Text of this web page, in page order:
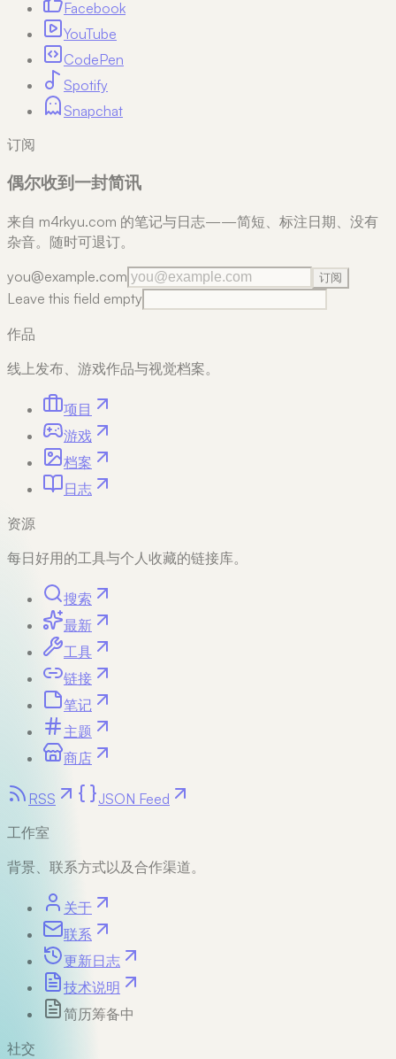
Facebook
YouTube
CodePen
Spotify
Snapchat
订阅
偶尔收到一封简讯
来自 m4rkyu.com 的笔记与日志——简短、标注日期、没有
杂音。随时可退订。
you@example.com
订阅
Leave this field empty
作品
线上发布、游戏作品与视觉档案。
项目
游戏
档案
日志
资源
每日好用的工具与个人收藏的链接库。
搜索
最新
工具
链接
笔记
主题
商店
RSS
JSON Feed
工作室
背景、联系方式以及合作渠道。
关于
联系
更新日志
技术说明
简历筹备中
社交